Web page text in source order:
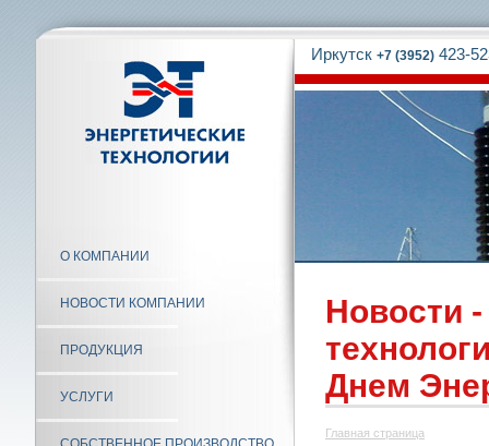
О КОМПАНИИ
НОВОСТИ КОМПАНИИ
ПРОДУКЦИЯ
УСЛУГИ
Иркутск +7 (3952) 423-
Новости
Днем
Главная страница